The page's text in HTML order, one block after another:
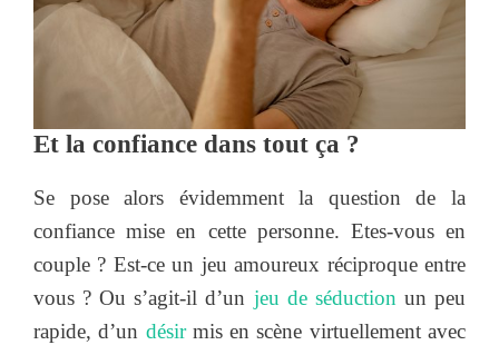
Et la confiance dans tout ça ?
Se pose alors évidemment la question de la
confiance mise en cette personne. Etes-vous en
couple ? Est-ce un jeu amoureux réciproque entre
vous ? Ou s’agit-il d’un jeu de séduction un peu
rapide, d’un désir mis en scène virtuellement avec